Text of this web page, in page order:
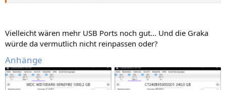
Vielleicht wären mehr USB Ports noch gut... Und die Graka
würde da vermutlich nicht reinpassen oder?
Anhänge